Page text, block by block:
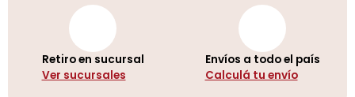
Retiro en sucursal
Ver sucursales
Envíos a todo el país
Calculá tu envío